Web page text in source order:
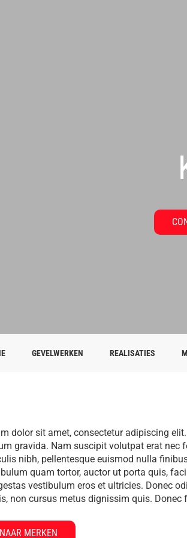
GEVELWERKEN REALISATIES
dolor sit amet, consectetur adipiscing
gravida. Nam suscipit volutpat erat nec
nibh, pellentesque euismod nulla
quam tortor, auctor ut porta quis,
vestibulum eros et ultricies. Donec
non cursus metus dignissim quis.
MERKEN